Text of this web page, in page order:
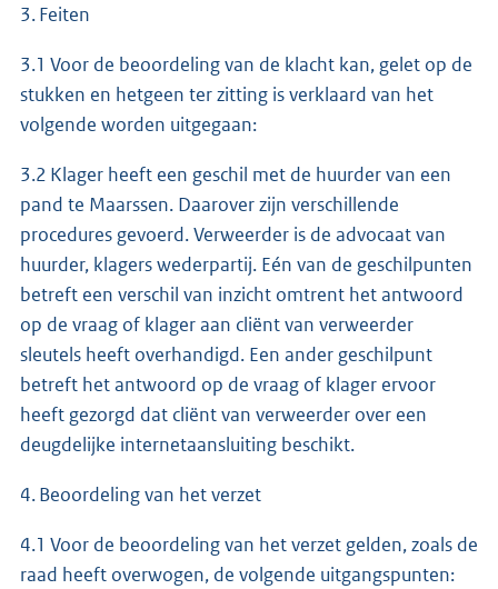
3. Feiten
3.1 Voor de beoordeling van de klacht kan, gelet op de
stukken en hetgeen ter zitting is verklaard van het
volgende worden uitgegaan:
3.2 Klager heeft een geschil met de huurder van een
pand te Maarssen. Daarover zijn verschillende
procedures gevoerd. Verweerder is de advocaat van
huurder, klagers wederpartij. Eén van de geschilpunten
betreft een verschil van inzicht omtrent het antwoord
op de vraag of klager aan cliënt van verweerder
sleutels heeft overhandigd. Een ander geschilpunt
betreft het antwoord op de vraag of klager ervoor
heeft gezorgd dat cliënt van verweerder over een
deugdelijke internetaansluiting beschikt.
4. Beoordeling van het verzet
4.1 Voor de beoordeling van het verzet gelden, zoals de
raad heeft overwogen, de volgende uitgangspunten: